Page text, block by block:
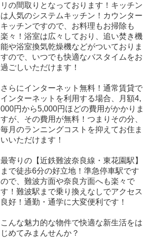
リの間取りとなっております！キッチン
は人気のシステムキッチン！カウンター
キッチンですので、お料理もお掃除も
楽々！浴室は広々しており、追い焚き機
能や浴室換気乾燥機などがついておりま
すので、いつでも快適なバスタイムをお
過ごしいただけます！
さらにインターネット無料！通常賃貸で
インターネットを利用する場合、月額4,
000円から5,000円ほどの費用がかかりま
すが、その費用が無料！つまりその分、
毎月のランニングコストを抑えてお住ま
いいただけます！
最寄りの【近鉄難波奈良線・東花園駅】
まで徒歩6分の好立地！準急停車駅です
ので、難波方面や奈良方面へも楽々で
す！難波駅まで乗り換えなしでアクセス
良好！通勤・通学に大変便利です！
こんな魅力的な物件で快適な新生活をは
じめてみまんせんか？